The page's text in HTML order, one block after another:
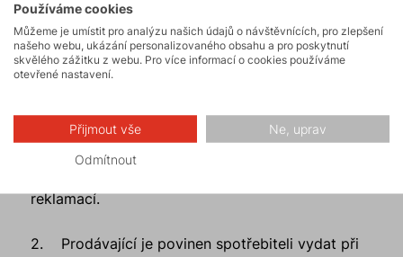
1. S výjimkou případů, kdy je k provedení
opravy určena jiná osoba, je Prodávající povinen
přijmout reklamaci v kterékoli své provozovně, v
níž je přijetí reklamace možné s ohledem na
poskytovaných služeb, případně i ve svém sídle.
V provozovně musí být po celou provozní dobu
reklamací.
2. Prodávající je povinen spotřebiteli vydat při
Používáme cookies
Můžeme je umístit pro analýzu našich údajů o návštěvnících, pro zlepšení
našeho webu, ukázání personalizovaného obsahu a pro poskytnutí
skvělého zážitku z webu. Pro více informací o cookies používáme
otevřené nastavení.
Přijmout vše Ne, uprav
Odmítnout